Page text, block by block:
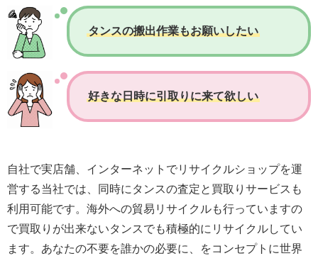
タンスの搬出作業もお願いしたい
好きな日時に引取りに来て欲しい
自社で実店舗、インターネットでリサイクルショップを運
営する当社では、同時にタンスの査定と買取りサービスも
利用可能です。海外への貿易リサイクルも行っていますの
で買取りが出来ないタンスでも積極的にリサイクルしてい
ます。あなたの不要を誰かの必要に、をコンセプトに世界